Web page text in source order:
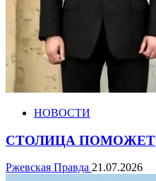
НОВОСТИ
СТОЛИЦА ПОМОЖЕТ
Ржевская Правда 21.07.2026